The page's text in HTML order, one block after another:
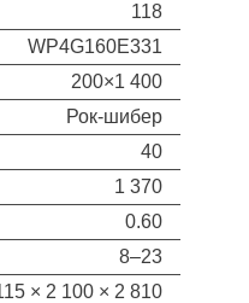
118
WP4G160E331
200×1 400
Рок-шибер
40
1 370
0.60
8–23
× 2 100 × 2 810